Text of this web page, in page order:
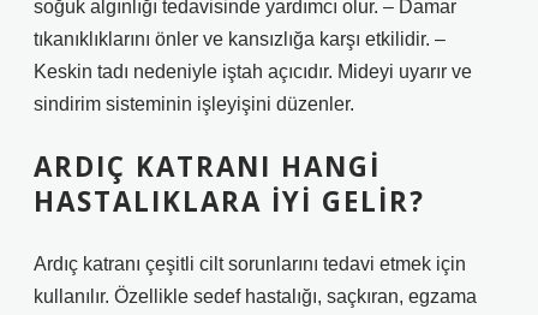
soğuk algınlığı tedavisinde yardımcı olur. – Damar
tıkanıklıklarını önler ve kansızlığa karşı etkilidir. –
Keskin tadı nedeniyle iştah açıcıdır. Mideyi uyarır ve
sindirim sisteminin işleyişini düzenler.
ARDIÇ KATRANI HANGI
HASTALIKLARA IYI GELIR?
Ardıç katranı çeşitli cilt sorunlarını tedavi etmek için
kullanılır. Özellikle sedef hastalığı, saçkıran, egzama